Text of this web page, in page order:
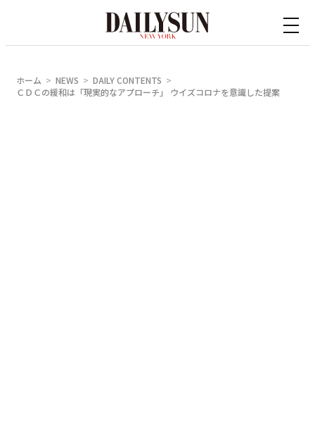
ホーム NEWS
DAILY CONTENTS
ＣＤＣの緩和は「現実的なアプローチ」 ウイズコロナを意識した提案